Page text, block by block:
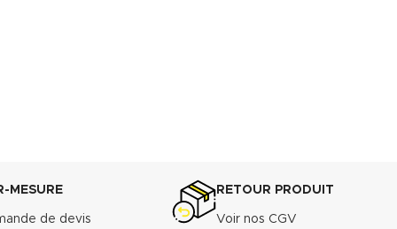
MESURE
de devis
RETOUR PRODUIT
Voir nos CGV